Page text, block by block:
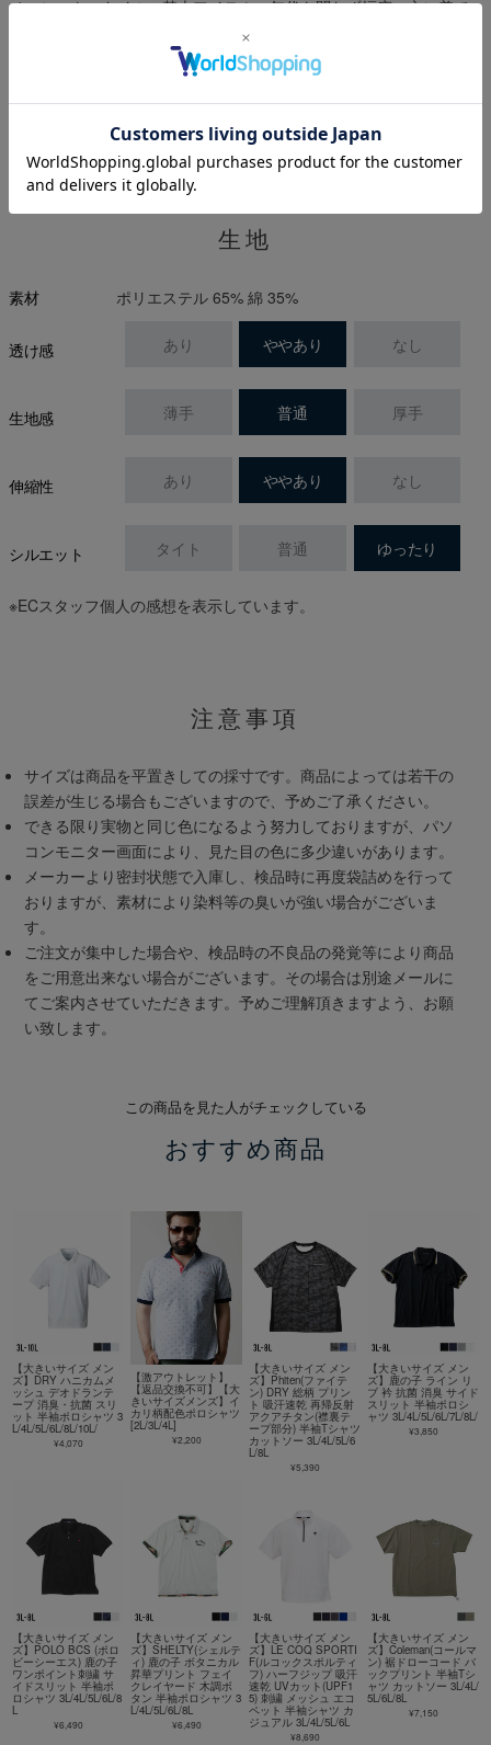
ベーシックスタイルの基本アイテム。年代を問わず幅広い方に着て
※プライベートブラウズ(シークレットモード)ではスタイル画像が表
示されない場合がございます。
生地
素材 ポリエステル 65% 綿 35%
透け感 あり ややあり なし
生地感 薄手 普通 厚手
伸縮性 あり ややあり なし
シルエット タイト 普通 ゆったり
※ECスタッフ個人の感想を表示しています。
注意事項
サイズは商品を平置きしての採寸です。商品によっては若干の
誤差が生じる場合もございますので、予めご了承ください。
できる限り実物と同じ色になるよう努力しておりますが、パソ
コンモニター画面により、見た目の色に多少違いがあります。
メーカーより密封状態で入庫し、検品時に再度袋詰めを行って
おりますが、素材により染料等の臭いが強い場合がございま
す。
ご注文が集中した場合や、検品時の不良品の発覚等により商品
をご用意出来ない場合がございます。その場合は別途メールに
てご案内させていただきます。予めご理解頂きますよう、お願
い致します。
この商品を見た人がチェックしている
おすすめ商品
【大きいサイズ メン
ズ】DRY ハニカムメ
ッシュ デオドランテ
ープ 消臭・抗菌 スリ
ット 半袖ポロシャツ 3
L/4L/5L/6L/8L/10L/
¥4,070
【激アウトレット】
【返品交換不可】【大
きいサイズメンズ】イ
カリ柄配色ポロシャツ
[2L/3L/4L]
¥2,200
【大きいサイズ メン
ズ】Phiten(ファイテ
ン) DRY 総柄 プリン
ト 吸汗速乾 再帰反射
アクアチタン(襟裏テ
ープ部分) 半袖Tシャツ
カットソー 3L/4L/5L/6
L/8L
¥5,390
【大きいサイズ メン
ズ】鹿の子 ライン リ
ブ 衿 抗菌 消臭 サイド
スリット 半袖ポロシ
ャツ 3L/4L/5L/6L/7L/8L/
¥3,850
【大きいサイズ メン
ズ】POLO BCS (ポロ
ビーシーエス) 鹿の子
ワンポイント刺繍 サ
イドスリット 半袖ポ
ロシャツ 3L/4L/5L/6L/8
L
¥6,490
【大きいサイズ メン
ズ】SHELTY(シェルテ
ィ) 鹿の子 ボタニカル
昇華プリント フェイ
クレイヤード 木調ボ
タン 半袖ポロシャツ 3
L/4L/5L/6L/8L
¥6,490
【大きいサイズ メン
ズ】LE COQ SPORTI
F(ルコックスポルティ
フ) ハーフジップ 吸汗
速乾 UVカット(UPF1
5) 刺繍 メッシュ エコ
ペット 半袖シャツ カ
ジュアル 3L/4L/5L/6L
¥8,690
【大きいサイズ メン
ズ】Coleman(コールマ
ン) 裾ドローコード バ
ックプリント 半袖Tシ
ャツ カットソー 3L/4L/
5L/6L/8L
¥7,150